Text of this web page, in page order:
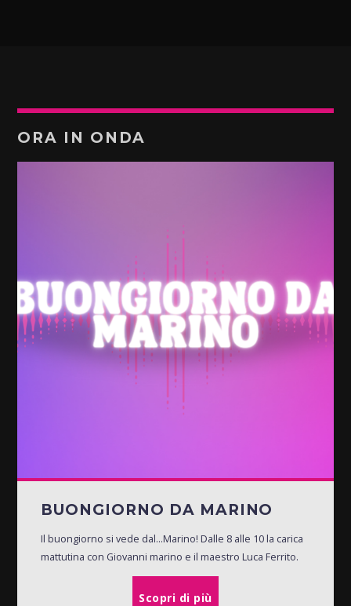
ORA IN ONDA
BUONGIORNO DA MARINO
Il buongiorno si vede dal...Marino! Dalle 8 alle 10 la carica
mattutina con Giovanni marino e il maestro Luca Ferrito.
Scopri di più